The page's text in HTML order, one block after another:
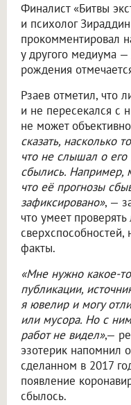
Финалист «Битвы
и психолог
прокомментировал
у другого медиума
рождения
Рзаев отметил, что
и не пересекался с
не может
сказать, насколько
что не слышал о его
сбылись. Например,
что её прогнозы
зафиксировано», —
что умеет
факты.
«Мне нужно какое-
публикации,
я ювелир и могу
или мусора. Но с
работ не видел»,—
эзотерик напомнил
сделанном в 2017
появление
сбылось.